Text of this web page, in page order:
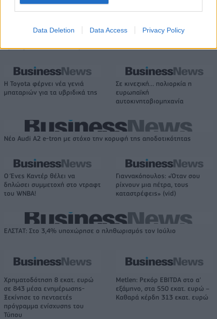
Data Deletion Data Access Privacy Policy
Η Toyota φέρνει νέα γενιά
μπαταριών για τα υβριδικά της
Σε κινεζική… πολιορκία η
ευρωπαϊκή
αυτοκινητοβιομηχανία
Νέο Audi A2 e-tron με στόχο την κορυφή της αποδοτικότητας
Ο Ένες Καντέρ θέλει να
δηλώσει συμμετοχή στο ντραφτ
του WNBA!
Γιαννακόπουλος: «Όταν σου
ρίχνουν μια πέτρα, τους
καταστρέφεις» (vid)
ΕΛΣΤΑΤ: Στο 3,4% υποχώρησε ο πληθωρισμός τον Ιούλιο
Χρηματοδότηση 8 εκατ. ευρώ
σε 843 μέσα ενημέρωσης-
Ξεκίνησε το πενταετές
πρόγραμμα ενίσχυσης του
Τύπου
Metlen: Ρεκόρ EBITDA στο α'
εξάμηνο, στα 550 εκατ. ευρώ –
Καθαρά κέρδη 313 εκατ. ευρώ